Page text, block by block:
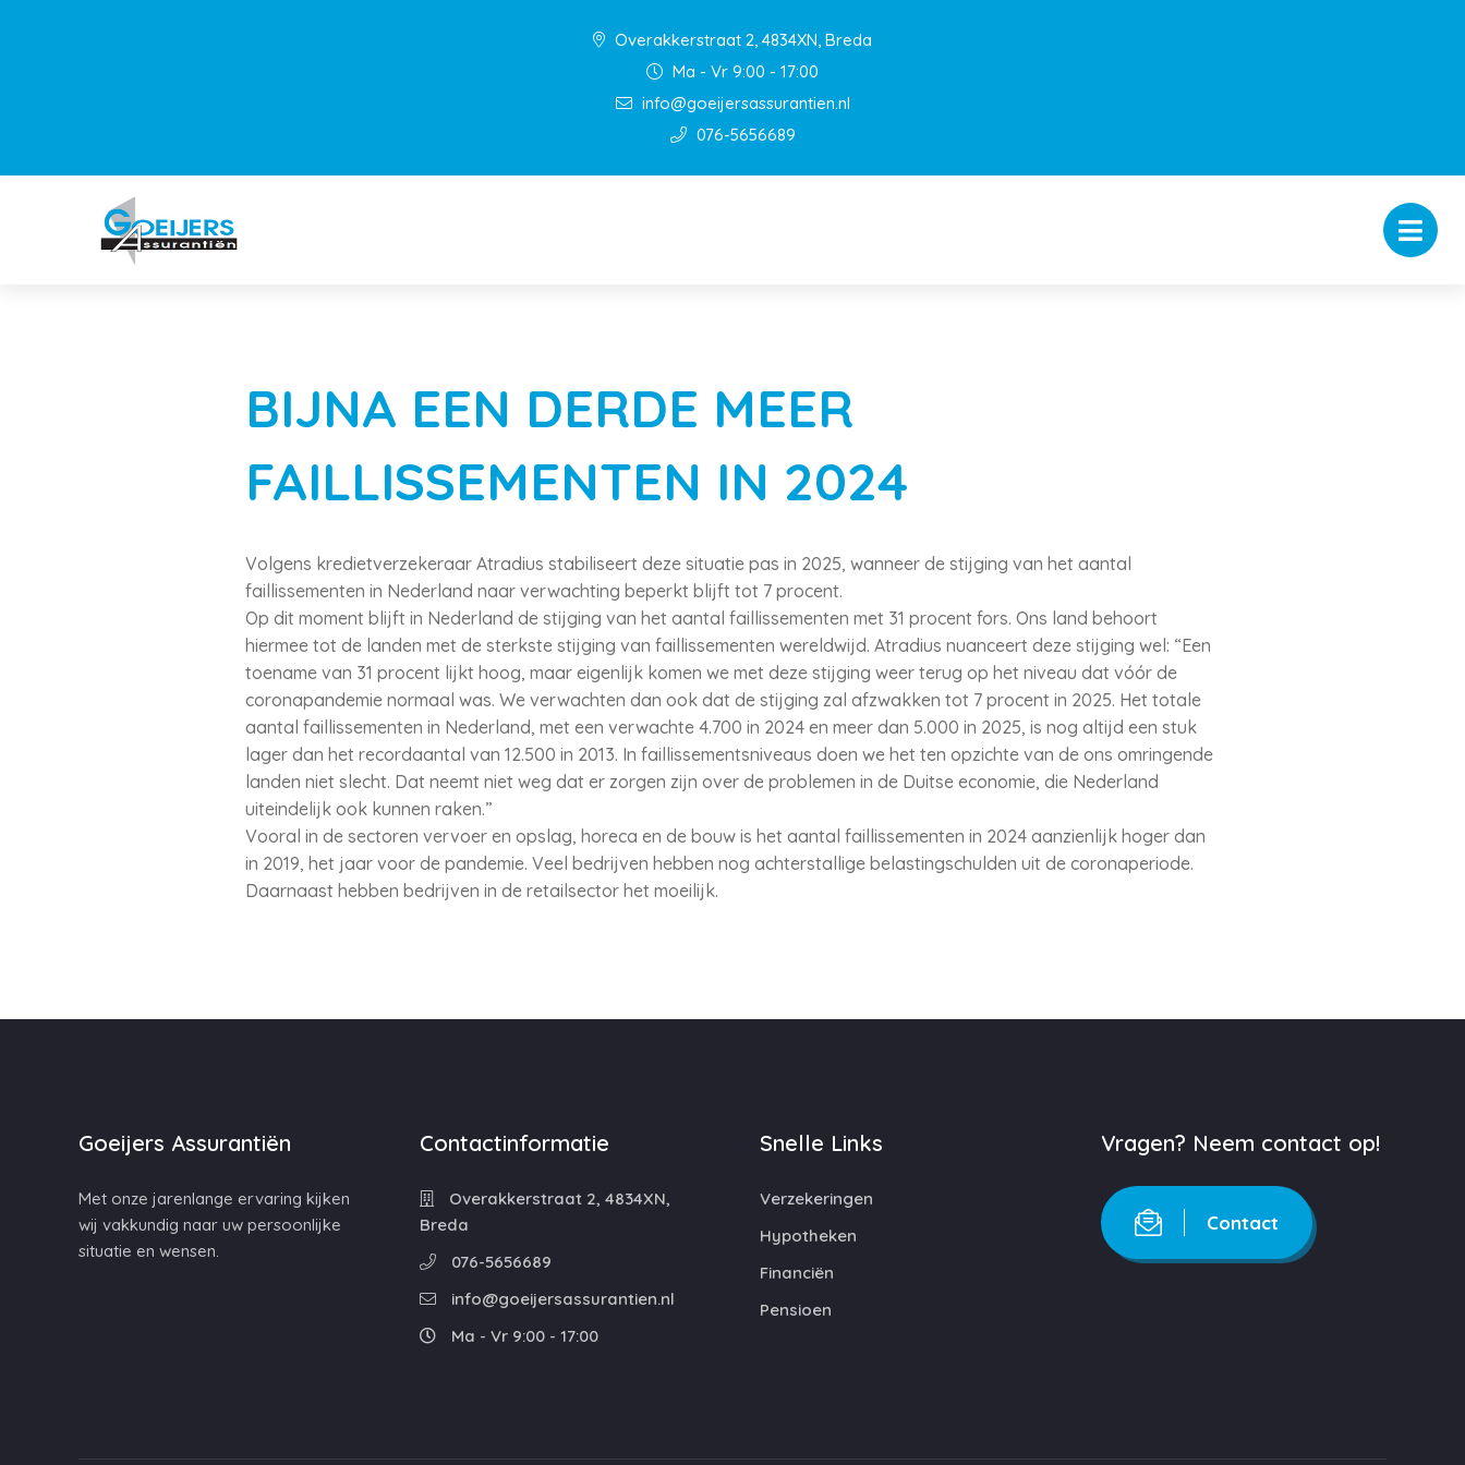
Overakkerstraat 2, 4834XN, Breda
Ma - Vr 9:00 - 17:00
info@goeijersassurantien.nl
076-5656689
BIJNA EEN DERDE MEER
FAILLISSEMENTEN IN 2024
Volgens kredietverzekeraar Atradius stabiliseert deze situatie pas in 2025, wanneer de stijging van het aantal
faillissementen in Nederland naar verwachting beperkt blijft tot 7 procent.
Op dit moment blijft in Nederland de stijging van het aantal faillissementen met 31 procent fors. Ons land behoort
hiermee tot de landen met de sterkste stijging van faillissementen wereldwijd. Atradius nuanceert deze stijging wel: “Een
toename van 31 procent lijkt hoog, maar eigenlijk komen we met deze stijging weer terug op het niveau dat vóór de
coronapandemie normaal was. We verwachten dan ook dat de stijging zal afzwakken tot 7 procent in 2025. Het totale
aantal faillissementen in Nederland, met een verwachte 4.700 in 2024 en meer dan 5.000 in 2025, is nog altijd een stuk
lager dan het recordaantal van 12.500 in 2013. In faillissementsniveaus doen we het ten opzichte van de ons omringende
landen niet slecht. Dat neemt niet weg dat er zorgen zijn over de problemen in de Duitse economie, die Nederland
uiteindelijk ook kunnen raken.”
Vooral in de sectoren vervoer en opslag, horeca en de bouw is het aantal faillissementen in 2024 aanzienlijk hoger dan
in 2019, het jaar voor de pandemie. Veel bedrijven hebben nog achterstallige belastingschulden uit de coronaperiode.
Daarnaast hebben bedrijven in de retailsector het moeilijk.
Goeijers Assurantiën
Met onze jarenlange ervaring kijken
wij vakkundig naar uw persoonlijke
situatie en wensen.
Contactinformatie
Overakkerstraat 2, 4834XN,
Breda
076-5656689
info@goeijersassurantien.nl
Ma - Vr 9:00 - 17:00
Snelle Links
Verzekeringen
Hypotheken
Financiën
Pensioen
Vragen? Neem contact op!
Contact